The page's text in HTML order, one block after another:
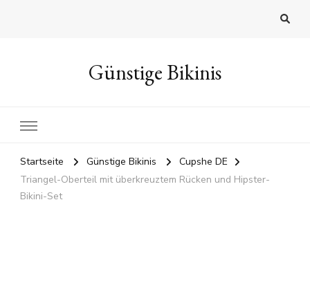
Günstige Bikinis
Startseite Günstige Bikinis
Cupshe DE
Triangel-Oberteil mit überkreuztem Rücken und Hipster-
Bikini-Set